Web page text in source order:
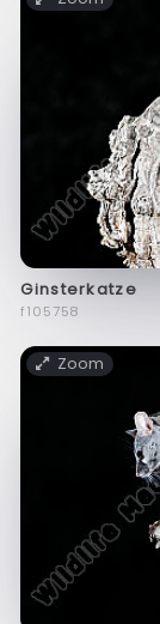
Ginsterkatze
f105758
Zoom